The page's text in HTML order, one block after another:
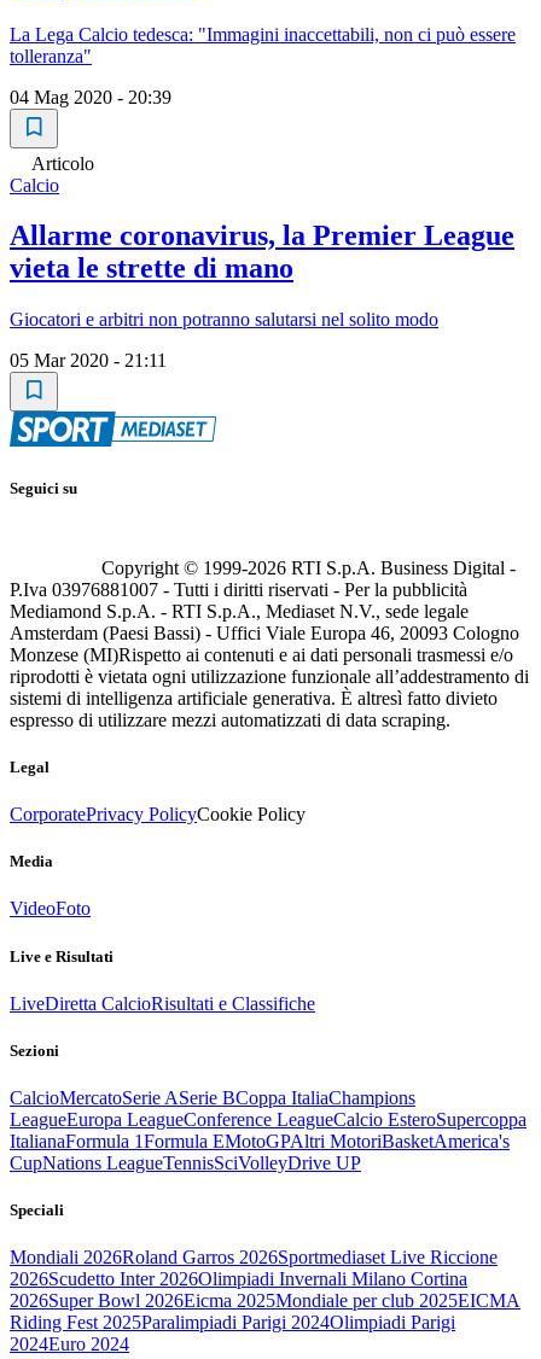
La Lega Calcio tedesca: "Immagini inaccettabili, non ci può essere
tolleranza"
04 Mag 2020 - 20:39
Articolo
Calcio
Allarme coronavirus, la Premier League
vieta le strette di mano
Giocatori e arbitri non potranno salutarsi nel solito modo
05 Mar 2020 - 21:11
Seguici su
Copyright © 1999-2026 RTI S.p.A. Business Digital -
P.Iva 03976881007 - Tutti i diritti riservati - Per la pubblicità
Mediamond S.p.A. - RTI S.p.A., Mediaset N.V., sede legale
Amsterdam (Paesi Bassi) - Uffici Viale Europa 46, 20093 Cologno
Monzese (MI)Rispetto ai contenuti e ai dati personali trasmessi e/o
riprodotti è vietata ogni utilizzazione funzionale all’addestramento di
sistemi di intelligenza artificiale generativa. È altresì fatto divieto
espresso di utilizzare mezzi automatizzati di data scraping.
Legal
CorporatePrivacy PolicyCookie Policy
Media
VideoFoto
Live e Risultati
LiveDiretta CalcioRisultati e Classifiche
Sezioni
CalcioMercatoSerie ASerie BCoppa ItaliaChampions
LeagueEuropa LeagueConference LeagueCalcio EsteroSupercoppa
ItalianaFormula 1Formula EMotoGPAltri MotoriBasketAmerica's
CupNations LeagueTennisSciVolleyDrive UP
Speciali
Mondiali 2026Roland Garros 2026Sportmediaset Live Riccione
2026Scudetto Inter 2026Olimpiadi Invernali Milano Cortina
2026Super Bowl 2026Eicma 2025Mondiale per club 2025EICMA
Riding Fest 2025Paralimpiadi Parigi 2024Olimpiadi Parigi
2024Euro 2024